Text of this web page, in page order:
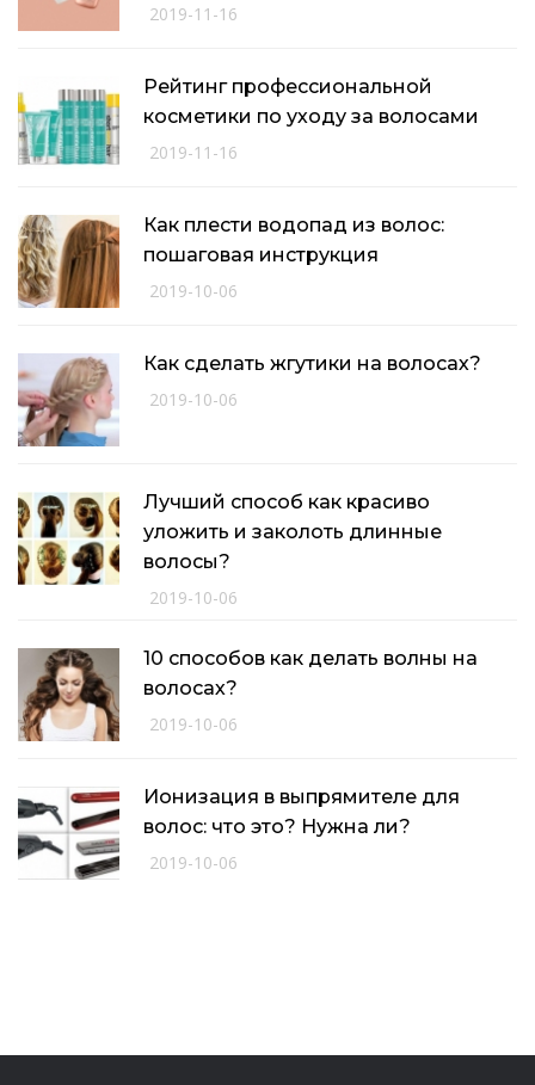
2019-11-16
Рейтинг профессиональной
косметики по уходу за волосами
2019-11-16
Как плести водопад из волос:
пошаговая инструкция
2019-10-06
Как сделать жгутики на волосах?
2019-10-06
Лучший способ как красиво
уложить и заколоть длинные
волосы?
2019-10-06
10 способов как делать волны на
волосах?
2019-10-06
Ионизация в выпрямителе для
волос: что это? Нужна ли?
2019-10-06